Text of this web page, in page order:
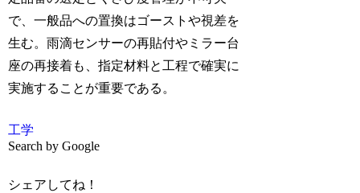
で、一般品への置換はゴーストや視差を
生む。雨滴センサーの再貼付やミラー台
座の再接着も、指定材料と工程で確実に
実施することが重要である。
工学
Search by Google
シェアしてね！